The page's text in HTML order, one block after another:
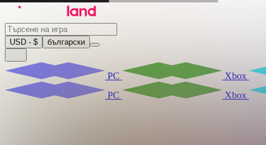
USD - $ български
PC Xbox
PC
Xbox